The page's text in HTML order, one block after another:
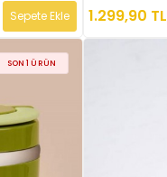
Sepete Ekle 1.299,90 TL
SON 1 ÜRÜN